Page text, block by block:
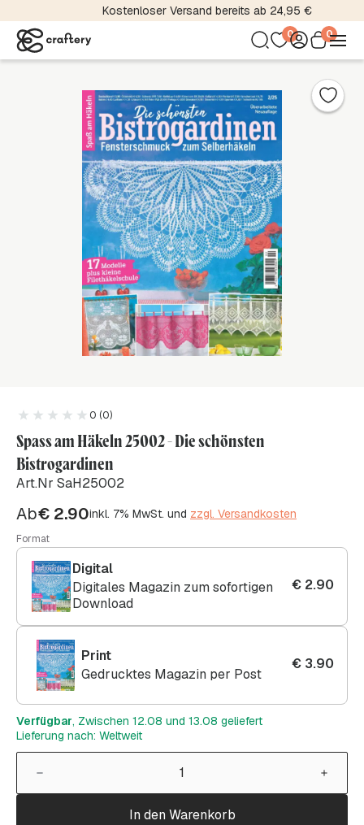
Kostenloser Versand bereits ab 24,95 €
0 0
0 (0)
Spass am Häkeln 25002 - Die schönsten
Bistrogardinen
Art.Nr SaH25002
Ab€ 2.90inkl. 7% MwSt. und zzgl. Versandkosten
Format
Digital
Digitales Magazin zum sofortigen
Download
€ 2.90
Print
Gedrucktes Magazin per Post
€ 3.90
Verfügbar, Zwischen 12.08 und 13.08 geliefert
Lieferung nach: Weltweit
In den Warenkorb